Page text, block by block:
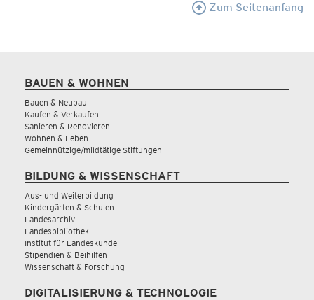
Zum Seitenanfang
BAUEN & WOHNEN
Bauen & Neubau
Kaufen & Verkaufen
Sanieren & Renovieren
Wohnen & Leben
Gemeinnützige/mildtätige Stiftungen
BILDUNG & WISSENSCHAFT
Aus- und Weiterbildung
Kindergärten & Schulen
Landesarchiv
Landesbibliothek
Institut für Landeskunde
Stipendien & Beihilfen
Wissenschaft & Forschung
DIGITALISIERUNG & TECHNOLOGIE